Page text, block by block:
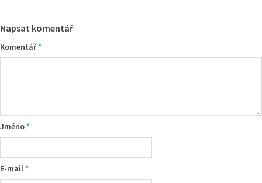
Napsat komentář
Komentář*
Jméno*
E-mail*